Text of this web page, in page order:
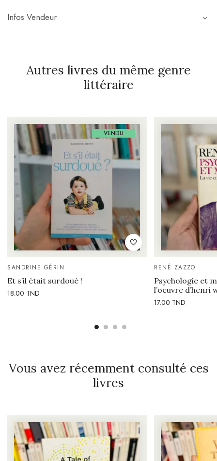
Infos Vendeur
Autres livres du même genre
littéraire
VENDU
SANDRINE GÉRIN
Et s’il était surdoué !
18.00 TND
RENÉ ZAZZO
Psychologie et
l’oeuvre d’henri
17.00 TND
Vous avez récemment consulté ces
livres